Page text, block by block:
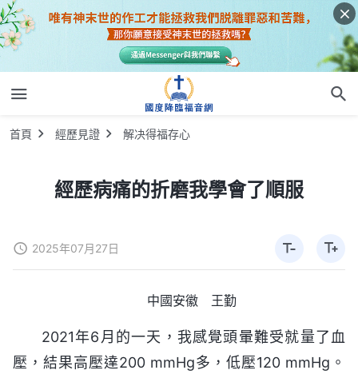
首頁 經歷見證 解决得福存心
經歷病痛的折磨我學會了順服
2025年07月27日
中國安徽 王勤
2021年6月的一天，我感覺頭暈難受就量了血
壓，結果高壓達200 mmHg多，低壓120 mmHg。